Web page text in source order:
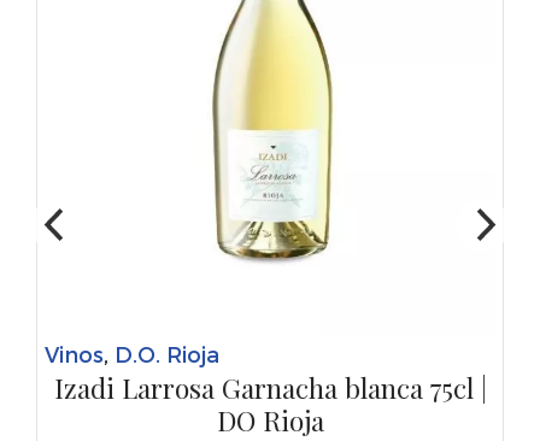
Vinos D.O. Rioja
Izadi Larrosa Garnacha blanca 75cl |
DO Rioja